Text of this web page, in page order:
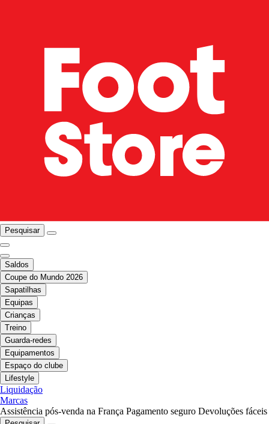
Pesquisar
Saldos
Coupe do Mundo 2026
Sapatilhas
Equipas
Crianças
Treino
Guarda-redes
Equipamentos
Espaço do clube
Lifestyle
Liquidação
Marcas
Assistência pós-venda na França Pagamento seguro Devoluções fáceis